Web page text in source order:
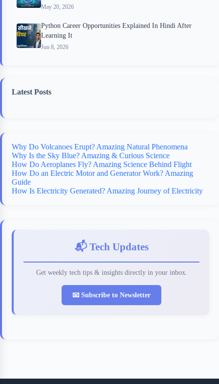
May 20, 2026
Python Career Opportunities Explained In Hindi After
Learning It
Jun 8, 2026
Latest Posts
Why Do Volcanoes Erupt? Amazing Natural Phenomena
Why Is the Sky Blue? Amazing & Curious Science
How Do Aeroplanes Fly? Amazing Science Behind Flight
How Do an Electric Motor and Generator Work? Amazing
Guide
How Is Electricity Generated? Amazing Journey of Electricity
📬 Tech Updates
Get weekly tech tips & insights directly in your inbox.
📧 Subscribe to Newsletter